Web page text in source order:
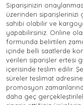
Siparişinizin
üzerinden siparişlerinizi
sahibi olabilir ve
yapabilirsiniz. Online
formunda belirtilen
içinde belli saatlerde
verilen siparişler ertesi
içerisinde teslim edilir.
süreler teslimat
promosyon
daha geç